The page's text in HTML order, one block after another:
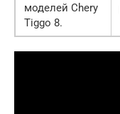
моделей Chery
Tiggo 8.